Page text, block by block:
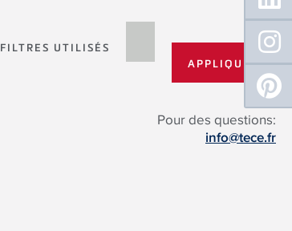
FILTRES UTILISÉS
Pour des questions:
info@tece.fr